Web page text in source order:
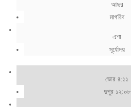
আছর
মাগরিব
এশা
সূর্যোদয়
ভোর ৪:১১
দুপুর ১২:০৮